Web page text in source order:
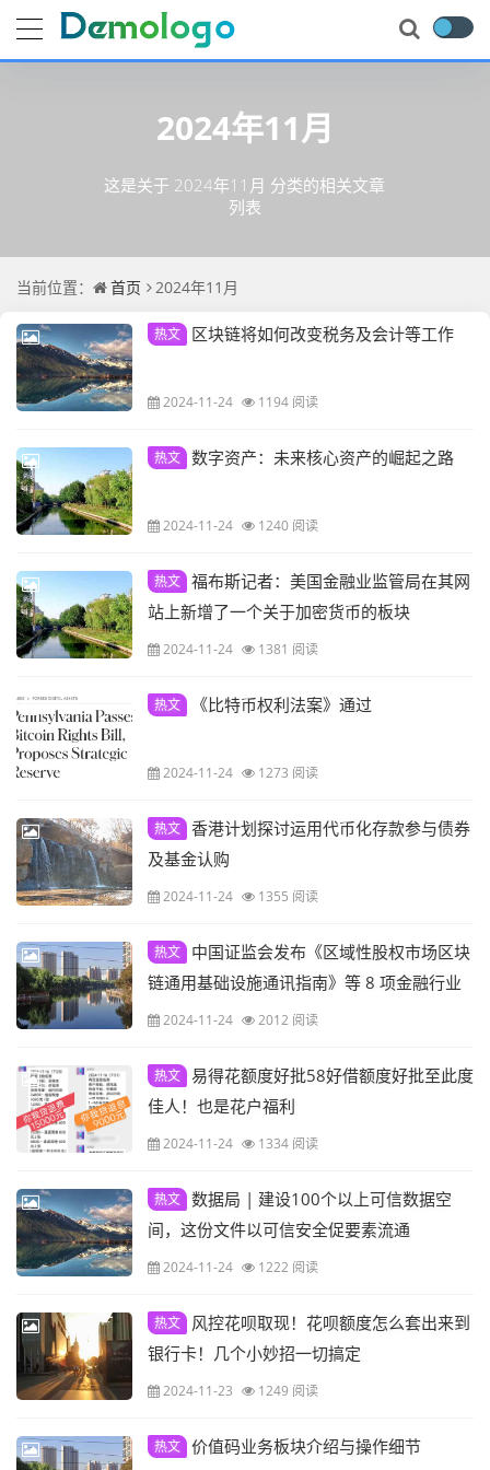
2024年11月
这是关于 2024年11月 分类的相关文章
列表
当前位置： 首页 2024年11月
热文 区块链将如何改变税务及会计等工作
2024-11-24 1194 阅读
热文 数字资产：未来核心资产的崛起之路
2024-11-24 1240 阅读
热文 福布斯记者：美国金融业监管局在其网
站上新增了一个关于加密货币的板块
2024-11-24 1381 阅读
热文 《比特币权利法案》通过
2024-11-24 1273 阅读
热文 香港计划探讨运用代币化存款参与债券
及基金认购
2024-11-24 1355 阅读
热文
中国证监会发布《区域性股权市场区块
链通用基础设施通讯指南》等 8 项金融行业
标准2024-11-24 2012 阅读
热文 易得花额度好批58好借额度好批至此度
佳人！也是花户福利
2024-11-24 1334 阅读
热文 数据局 | 建设100个以上可信数据空
间，这份文件以可信安全促要素流通
2024-11-24 1222 阅读
热文
风控花呗取现！花呗额度怎么套出来到
银行卡！几个小妙招一切搞定
2024-11-23 1249 阅读
热文 价值码业务板块介绍与操作细节